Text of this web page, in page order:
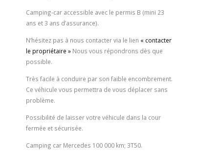
Camping-car accessible avec le permis B (mini 23
ans et 3 ans d’assurance).
N’hésitez pas à nous contacter via le lien « contacter
le propriétaire » Nous vous répondrons dès que
possible.
Très facile à conduire par son faible encombrement.
Ce véhicule vous permettra de vous déplacer sans
problème.
Possibilité de laisser votre véhicule dans la cour
fermée et sécurisée.
Camping car Mercedes 100 000 km; 3T50.